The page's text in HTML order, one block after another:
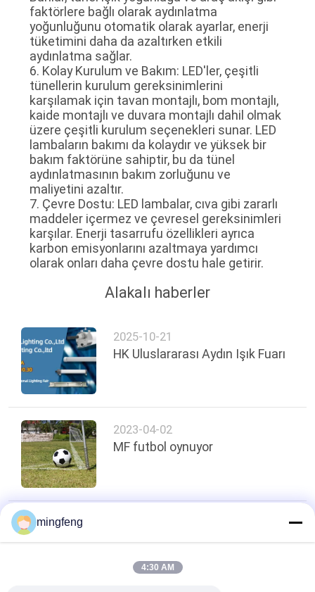
faktörlere bağlı olarak aydınlatma
yoğunluğunu otomatik olarak ayarlar, enerji
tüketimini daha da azaltırken etkili
aydınlatma sağlar.
6. Kolay Kurulum ve Bakım: LED'ler, çeşitli
tünellerin kurulum gereksinimlerini
karşılamak için tavan montajlı, bom montajlı,
kaide montajlı ve duvara montajlı dahil olmak
üzere çeşitli kurulum seçenekleri sunar. LED
lambaların bakımı da kolaydır ve yüksek bir
bakım faktörüne sahiptir, bu da tünel
aydınlatmasının bakım zorluğunu ve
maliyetini azaltır.
7. Çevre Dostu: LED lambalar, cıva gibi zararlı
maddeler içermez ve çevresel gereksinimleri
karşılar. Enerji tasarrufu özellikleri ayrıca
karbon emisyonlarını azaltmaya yardımcı
olarak onları daha çevre dostu hale getirir.
Alakalı haberler
2025-10-21
HK Uluslararası Aydın Işık Fuarı
2023-04-02
MF futbol oynuyor
mingfeng
4:30 AM